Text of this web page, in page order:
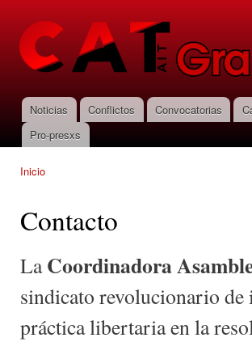
CNT-AIT
Granada
Menú principal
Noticias Conflictos Convocatorias
Pro-presxs
Inicio
Contacto
LaCoordinadora
sindicato revolucionario de
práctica libertaria en la